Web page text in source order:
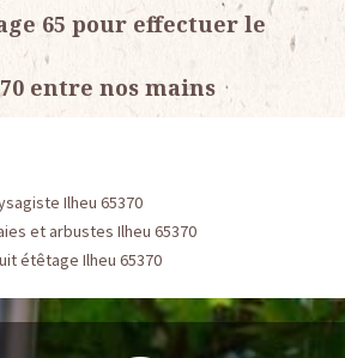
65 pour effectuer le
entre nos mains
Ilheu 65370
et arbustes Ilheu 65370
étêtage Ilheu 65370